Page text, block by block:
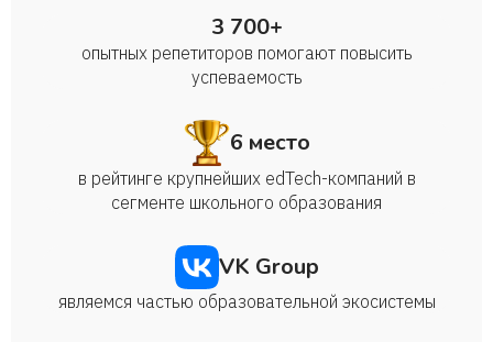
3 700+
опытных репетиторов помогают повысить
успеваемость
6 место
в рейтинге крупнейших edTech-компаний в
сегменте школьного образования
VK Group
являемся частью образовательной экосистемы